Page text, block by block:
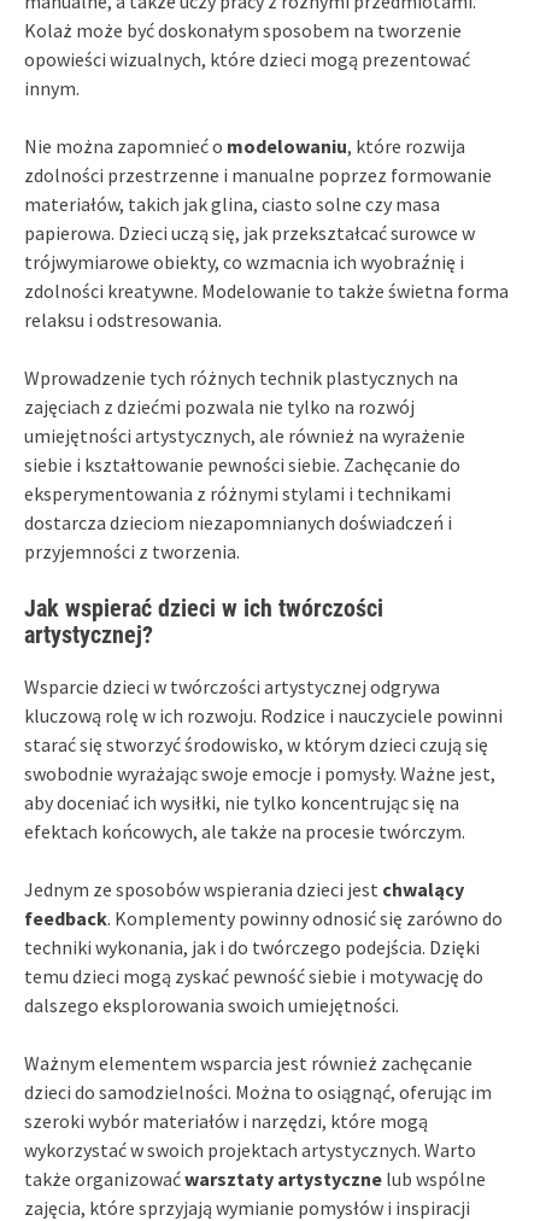
Kolaż może być doskonałym sposobem na tworzenie
opowieści wizualnych, które dzieci mogą prezentować
innym.
Nie można zapomnieć o modelowaniu, które rozwija
zdolności przestrzenne i manualne poprzez formowanie
materiałów, takich jak glina, ciasto solne czy masa
papierowa. Dzieci uczą się, jak przekształcać surowce w
trójwymiarowe obiekty, co wzmacnia ich wyobraźnię i
zdolności kreatywne. Modelowanie to także świetna forma
relaksu i odstresowania.
Wprowadzenie tych różnych technik plastycznych na
zajęciach z dziećmi pozwala nie tylko na rozwój
umiejętności artystycznych, ale również na wyrażenie
siebie i kształtowanie pewności siebie. Zachęcanie do
eksperymentowania z różnymi stylami i technikami
dostarcza dzieciom niezapomnianych doświadczeń i
przyjemności z tworzenia.
Jak wspierać dzieci w ich twórczości
artystycznej?
Wsparcie dzieci w twórczości artystycznej odgrywa
kluczową rolę w ich rozwoju. Rodzice i nauczyciele powinni
starać się stworzyć środowisko, w którym dzieci czują się
swobodnie wyrażając swoje emocje i pomysły. Ważne jest,
aby doceniać ich wysiłki, nie tylko koncentrując się na
efektach końcowych, ale także na procesie twórczym.
Jednym ze sposobów wspierania dzieci jest chwalący
feedback. Komplementy powinny odnosić się zarówno do
techniki wykonania, jak i do twórczego podejścia. Dzięki
temu dzieci mogą zyskać pewność siebie i motywację do
dalszego eksplorowania swoich umiejętności.
Ważnym elementem wsparcia jest również zachęcanie
dzieci do samodzielności. Można to osiągnąć, oferując im
szeroki wybór materiałów i narzędzi, które mogą
wykorzystać w swoich projektach artystycznych. Warto
także organizowaćwarsztaty artystyczne lub wspólne
zajęcia, które sprzyjają wymianie pomysłów i inspiracji